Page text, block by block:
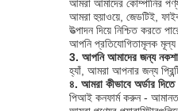
আমরা আমাদের কোম্পানির
আমরা হুয়াওয়ে, জেডটিই,
উত্পাদন দিয়ে নিশ্চিত করতে
আপনি প্রতিযোগিতামূলক মূল্য
3. আপনি আমাদের জন্য
হ্যাঁ, আমরা আপনার জন্য
৪. আমরা কীভাবে অর্ডার দিতে
পিআই কনফার্ম করুন - আমানত